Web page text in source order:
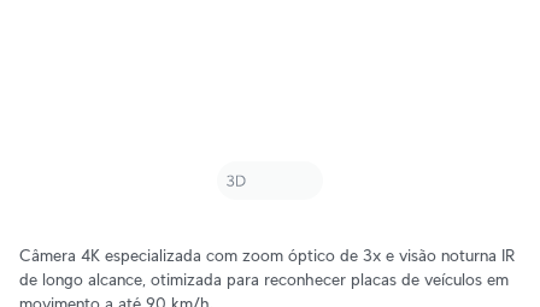
Câmera 4K especializada com zoom óptico de 3x e visão noturna IR
de longo alcance, otimizada para reconhecer placas de veículos em